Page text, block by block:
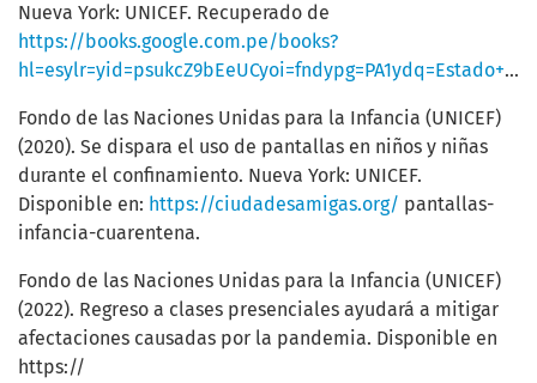
Nueva York: UNICEF. Recuperado de
https://books.google.com.pe/books?
hl=esylr=yid=psukcZ9bEeUCyoi=fndypg=PA1ydq=Estado+mundial+de+la+infancia+2016
Fondo de las Naciones Unidas para la Infancia (UNICEF)
(2020). Se dispara el uso de pantallas en niños y niñas
durante el confinamiento. Nueva York: UNICEF.
Disponible en: https://ciudadesamigas.org/ pantallas-
infancia-cuarentena.
Fondo de las Naciones Unidas para la Infancia (UNICEF)
(2022). Regreso a clases presenciales ayudará a mitigar
afectaciones causadas por la pandemia. Disponible en
https://